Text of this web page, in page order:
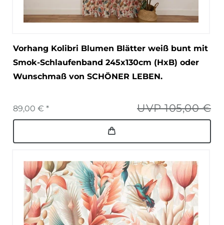
Vorhang Kolibri Blumen Blätter weiß bunt mit
Smok-Schlaufenband 245x130cm (HxB) oder
Wunschmaß von SCHÖNER LEBEN.
UVP 105,00 €
89,00 € *